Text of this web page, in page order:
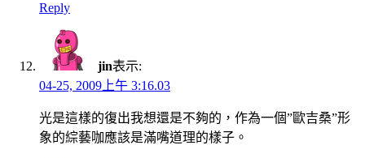
Reply
jin表示:
04-25, 2009上午 3:16.03
光是這樣的復出我想還是不夠的，作為一個”歐吉桑”形
象的綜藝咖應該是滿嘴道理的樣子。